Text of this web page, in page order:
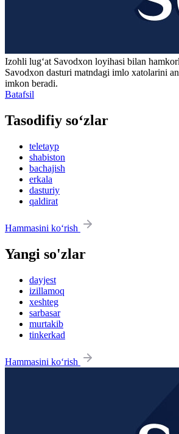
Izohli lugʻat Savodxon loyihasi bilan
Savodxon dasturi matndagi imlo xatolarini
imkon beradi.
Batafsil
Tasodifiy so‘zlar
teletayp
shabiston
bachajish
erkala
dasturiy
qaldirat
Hammasini ko‘rish
Yangi so'zlar
dayjest
izillamoq
xeshteg
sarbasar
murtakib
tinkerkad
Hammasini ko‘rish